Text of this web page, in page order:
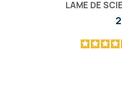
LAME DE